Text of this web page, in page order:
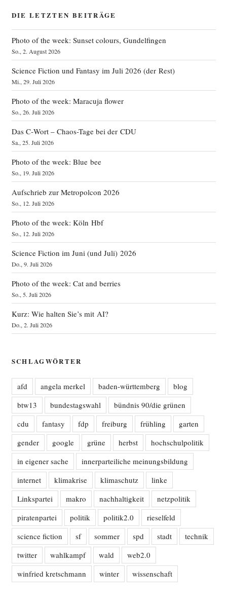
DIE LETZTEN BEITRÄGE
Photo of the week: Sunset colours, Gundelfingen
So., 2. August 2026
Science Fiction und Fantasy im Juli 2026 (der Rest)
Mi., 29. Juli 2026
Photo of the week: Maracuja flower
So., 26. Juli 2026
Das C‑Wort – Chaos-Tage bei der CDU
Sa., 25. Juli 2026
Photo of the week: Blue bee
So., 19. Juli 2026
Aufschrieb zur Metropolcon 2026
So., 12. Juli 2026
Photo of the week: Köln Hbf
So., 12. Juli 2026
Science Fiction im Juni (und Juli) 2026
Do., 9. Juli 2026
Photo of the week: Cat and berries
So., 5. Juli 2026
Kurz: Wie halten Sie’s mit AI?
Do., 2. Juli 2026
SCHLAGWÖRTER
afd angela merkel baden-württemberg
blog
btw13
bundestagswahl
bündnis 90/die grünen
cdu
fantasy fdp freiburg frühling
garten
gender
google grüne herbst
hochschulpolitik
in eigener sache
innerparteiliche meinungsbildung
internet
klimakrise klimaschutz
linke
Linkspartei
makro nachhaltigkeit
netzpolitik
piratenpartei
politik politik2.0
rieselfeld
science fiction
sf sommer spd stadt
technik
twitter
wahlkampf wald
web2.0
winfried kretschmann
winter wissenschaft